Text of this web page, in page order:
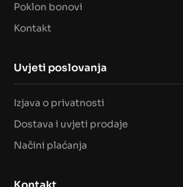
Poklon bonovi
Kontakt
Uvjeti poslovanja
Izjava o privatnosti
Dostava i uvjeti prodaje
Načini plaćanja